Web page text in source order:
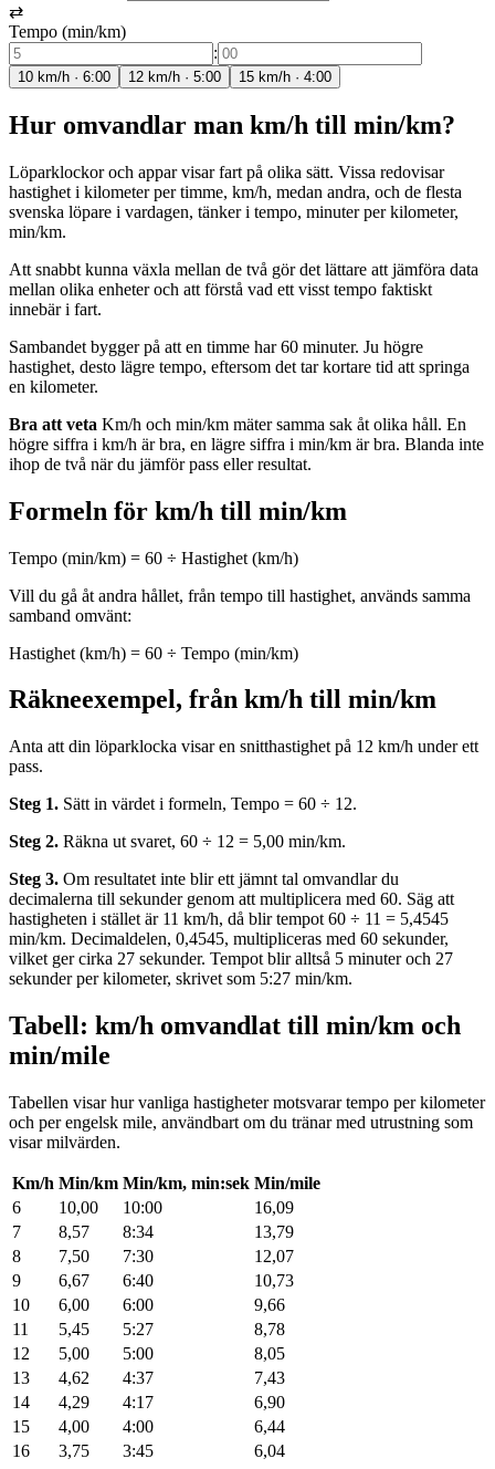
⇄
Tempo (min/km)
:
10 km/h · 6:00 12 km/h · 5:00 15 km/h · 4:00
Hur omvandlar man km/h till min/km?
Löparklockor och appar visar fart på olika sätt. Vissa redovisar
hastighet i kilometer per timme, km/h, medan andra, och de flesta
svenska löpare i vardagen, tänker i tempo, minuter per kilometer,
min/km.
Att snabbt kunna växla mellan de två gör det lättare att jämföra data
mellan olika enheter och att förstå vad ett visst tempo faktiskt
innebär i fart.
Sambandet bygger på att en timme har 60 minuter. Ju högre
hastighet, desto lägre tempo, eftersom det tar kortare tid att springa
en kilometer.
Bra att veta Km/h och min/km mäter samma sak åt olika håll. En
högre siffra i km/h är bra, en lägre siffra i min/km är bra. Blanda inte
ihop de två när du jämför pass eller resultat.
Formeln för km/h till min/km
Tempo (min/km) = 60 ÷ Hastighet (km/h)
Vill du gå åt andra hållet, från tempo till hastighet, används samma
samband omvänt:
Hastighet (km/h) = 60 ÷ Tempo (min/km)
Räkneexempel, från km/h till min/km
Anta att din löparklocka visar en snitthastighet på 12 km/h under ett
pass.
Steg 1. Sätt in värdet i formeln, Tempo = 60 ÷ 12.
Steg 2. Räkna ut svaret, 60 ÷ 12 = 5,00 min/km.
Steg 3. Om resultatet inte blir ett jämnt tal omvandlar du
decimalerna till sekunder genom att multiplicera med 60. Säg att
hastigheten i stället är 11 km/h, då blir tempot 60 ÷ 11 = 5,4545
min/km. Decimaldelen, 0,4545, multipliceras med 60 sekunder,
vilket ger cirka 27 sekunder. Tempot blir alltså 5 minuter och 27
sekunder per kilometer, skrivet som 5:27 min/km.
Tabell: km/h omvandlat till min/km och
min/mile
Tabellen visar hur vanliga hastigheter motsvarar tempo per kilometer
och per engelsk mile, användbart om du tränar med utrustning som
visar milvärden.
Km/h Min/km Min/km, min:sek Min/mile
6
10,00 10:00
16,09
7
8,57 8:34
13,79
8
7,50 7:30
12,07
9
6,67 6:40
10,73
10
6,00 6:00
9,66
11
5,45 5:27
8,78
12
5,00 5:00
8,05
13
4,62 4:37
7,43
14
4,29 4:17
6,90
15
4,00 4:00
6,44
16
3,75 3:45
6,04